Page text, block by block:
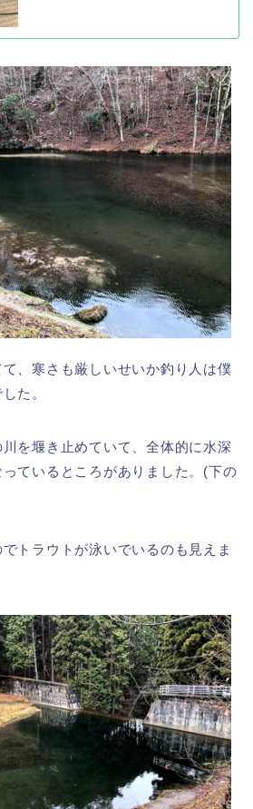
、寒さも厳しいせいか釣り人は僕
た。
を堰き止めていて、全体的に水深
ているところがありました。(下の
トラウトが泳いでいるのも見えま